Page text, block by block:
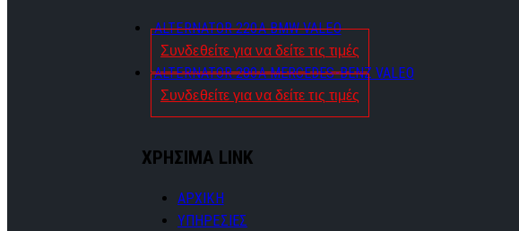
ALTERNATOR 220A BMW VALEO
Συνδεθείτε για να δείτε τις τιμές
ALTERNATOR 280A MERCEDES-BENZ VALEO
Συνδεθείτε για να δείτε τις τιμές
ΧΡΗΣΙΜΑ LINK
ΑΡΧΙΚΗ
ΥΠΗΡΕΣΙΕΣ